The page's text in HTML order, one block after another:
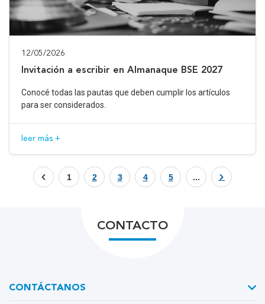
12/05/2026
Invitación a escribir en Almanaque BSE 2027
Conocé todas las pautas que deben cumplir los artículos
para ser considerados.
leer más +
1 2 3 4 5 ...
CONTACTO
CONTÁCTANOS